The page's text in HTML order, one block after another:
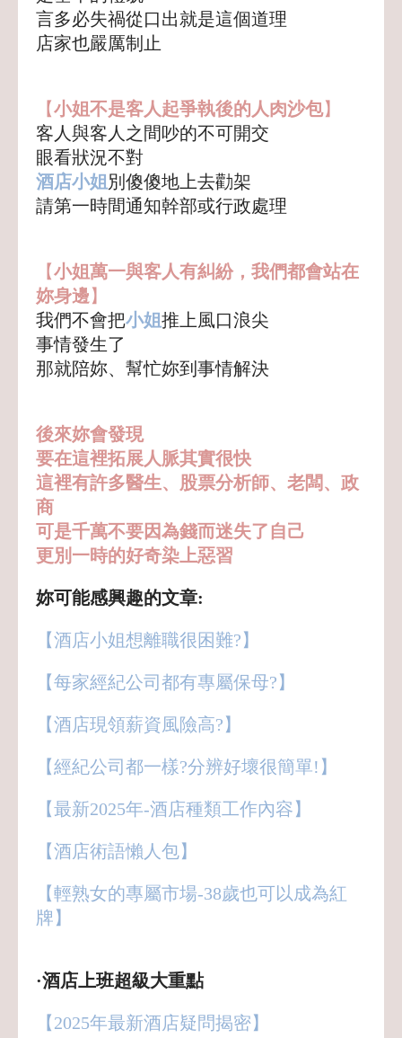
言多必失禍從口出就是這個道理
店家也嚴厲制止
【小姐不是客人起爭執後的人肉沙包】
客人與客人之間吵的不可開交
眼看狀況不對
酒店小姐別傻傻地上去勸架
請第一時間通知幹部或行政處理
【小姐萬一與客人有糾紛，我們都會站在
妳身邊】
我們不會把小姐推上風口浪尖
事情發生了
那就陪妳、幫忙妳到事情解決
後來妳會發現
要在這裡拓展人脈其實很快
這裡有許多醫生、股票分析師、老闆、政
商
可是千萬不要因為錢而迷失了自己
更別一時的好奇染上惡習
妳可能感興趣的文章:
【酒店小姐想離職很困難?】
【每家經紀公司都有專屬保母?】
【酒店現領薪資風險高?】
【經紀公司都一樣?分辨好壞很簡單!】
【最新2025年-酒店種類工作內容】
【酒店術語懶人包】
【輕熟女的專屬市場-38歲也可以成為紅
牌】
·酒店上班超級大重點
【2025年最新酒店疑問揭密】